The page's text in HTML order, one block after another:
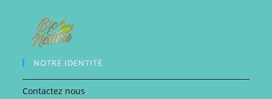
NOTRE IDENTITÉ
Contactez nous